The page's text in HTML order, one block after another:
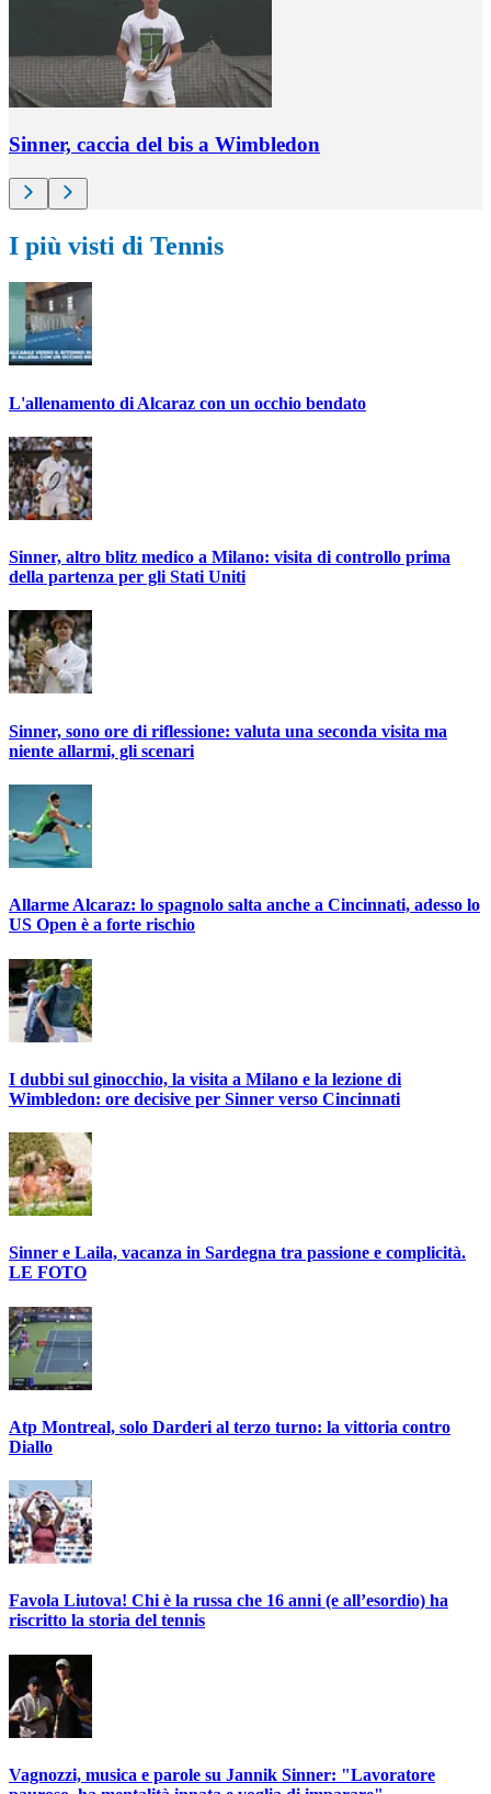
Sinner, caccia del bis a Wimbledon
I più visti di Tennis
L'allenamento di Alcaraz con un occhio bendato
Sinner, altro blitz medico a Milano: visita di controllo prima
della partenza per gli Stati Uniti
Sinner, sono ore di riflessione: valuta una seconda visita ma
niente allarmi, gli scenari
Allarme Alcaraz: lo spagnolo salta anche a Cincinnati, adesso lo
US Open è a forte rischio
I dubbi sul ginocchio, la visita a Milano e la lezione di
Wimbledon: ore decisive per Sinner verso Cincinnati
Sinner e Laila, vacanza in Sardegna tra passione e complicità.
LE FOTO
Atp Montreal, solo Darderi al terzo turno: la vittoria contro
Diallo
Favola Liutova! Chi è la russa che 16 anni (e all’esordio) ha
riscritto la storia del tennis
Vagnozzi, musica e parole su Jannik Sinner: "Lavoratore